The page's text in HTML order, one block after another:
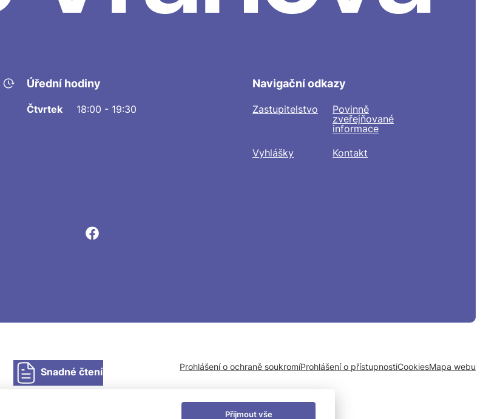
Úřední hodiny
Čtvrtek 18:00 - 19:30
Navigační odkazy
Zastupitelstvo
Povinně
zveřejňované
informace
Vyhlášky
Kontakt
Snadné čtení Prohlášení o ochraně soukromíProhlášení o přístupnostiCookiesMapa webu
Přijmout vše